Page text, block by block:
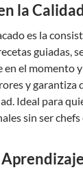
la
es la
guiadas,
en el momento
y garantiza
Ideal para
sin ser